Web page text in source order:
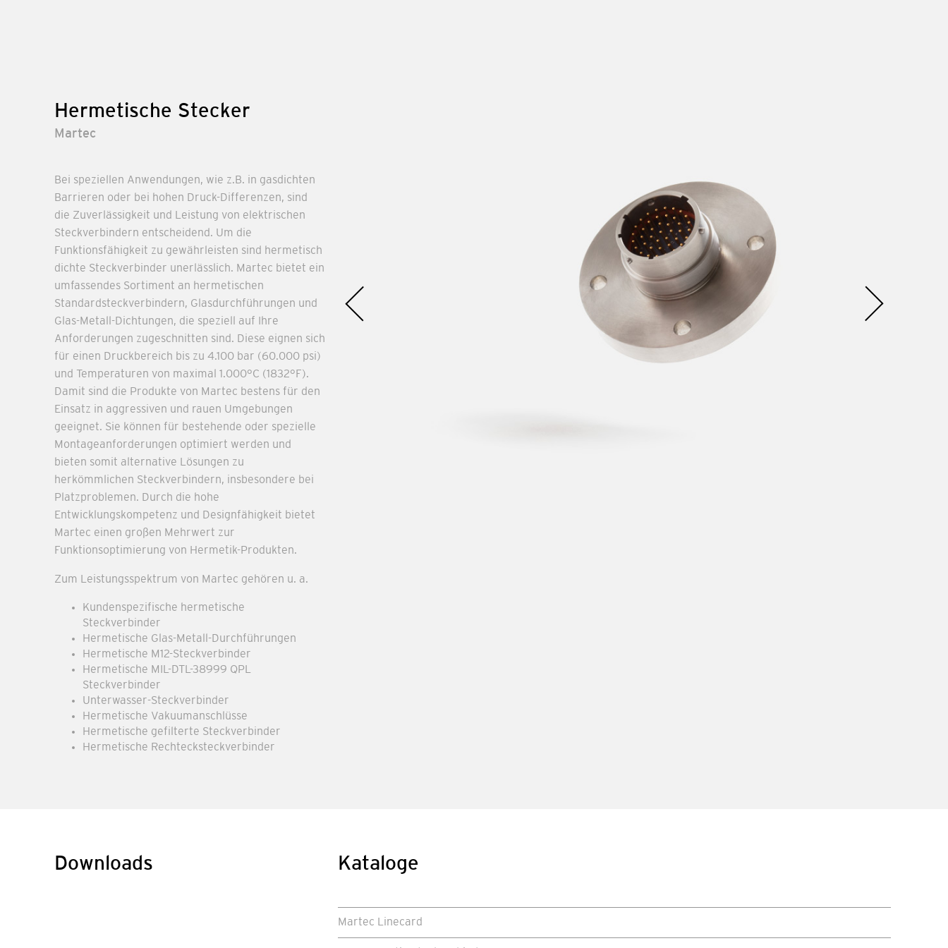
Hermetische Stecker
Martec
Bei speziellen Anwendungen, wie z.B. in gasdichten
Barrieren oder bei hohen Druck-Differenzen, sind
die Zuverlässigkeit und Leistung von elektrischen
Steckverbindern entscheidend. Um die
Funktionsfähigkeit zu gewährleisten sind hermetisch
dichte Steckverbinder unerlässlich. Martec bietet ein
umfassendes Sortiment an hermetischen
Standardsteckverbindern, Glasdurchführungen und
Glas-Metall-Dichtungen, die speziell auf Ihre
Anforderungen zugeschnitten sind. Diese eignen sich
für einen Druckbereich bis zu 4.100 bar (60.000 psi)
und Temperaturen von maximal 1.000°C (1832°F).
Damit sind die Produkte von Martec bestens für den
Einsatz in aggressiven und rauen Umgebungen
geeignet. Sie können für bestehende oder spezielle
Montageanforderungen optimiert werden und
bieten somit alternative Lösungen zu
herkömmlichen Steckverbindern, insbesondere bei
Platzproblemen. Durch die hohe
Entwicklungskompetenz und Designfähigkeit bietet
Martec einen großen Mehrwert zur
Funktionsoptimierung von Hermetik-Produkten.
Zum Leistungsspektrum von Martec gehören u. a.
Kundenspezifische hermetische
Steckverbinder
Hermetische Glas-Metall-Durchführungen
Hermetische M12-Steckverbinder
Hermetische MIL-DTL-38999 QPL
Steckverbinder
Unterwasser-Steckverbinder
Hermetische Vakuumanschlüsse
Hermetische gefilterte Steckverbinder
Hermetische Rechtecksteckverbinder
Downloads Kataloge
Martec Linecard